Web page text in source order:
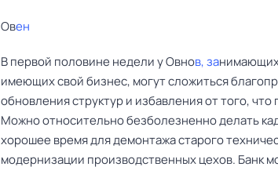
Овен ‌
В первой половине недели у Овнов, за
имеющих свой бизнес, могут сложиться
обновления структур и избавления от того,
Можно относительно безболезненно делать
хорошее время для демонтажа старого
модернизации производственных цехов. Банк